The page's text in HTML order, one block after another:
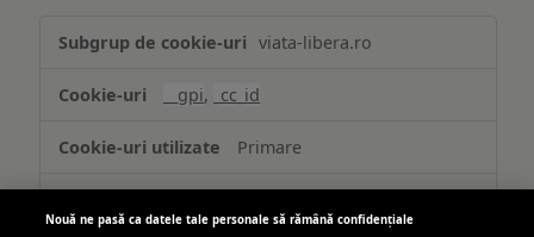
țintită
viata-libera.ro
__gpi, _cc_id
Primare
Nouă ne pasă ca datele tale personale să rămână confidențiale